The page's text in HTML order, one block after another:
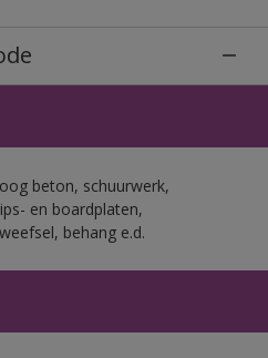
beton, schuurwerk,
en boardplaten,
behang e.d.